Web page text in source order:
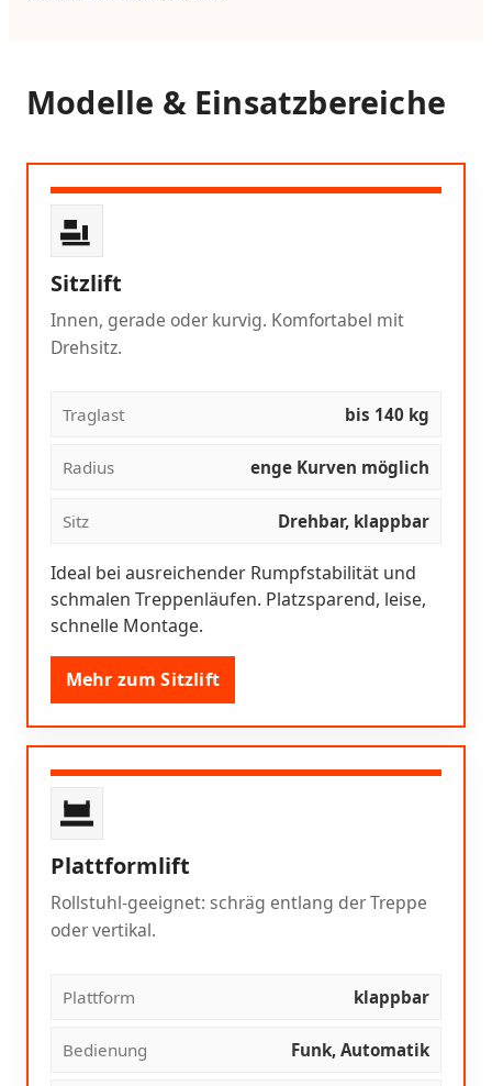
Modelle & Einsatzbereiche
Sitzlift
Innen, gerade oder kurvig. Komfortabel mit
Drehsitz.
Traglast bis 140 kg
Radius enge Kurven möglich
Sitz Drehbar, klappbar
Ideal bei ausreichender Rumpfstabilität und
schmalen Treppenläufen. Platzsparend, leise,
schnelle Montage.
Mehr zum Sitzlift
Plattformlift
Rollstuhl-geeignet: schräg entlang der Treppe
oder vertikal.
Plattform klappbar
Bedienung Funk, Automatik